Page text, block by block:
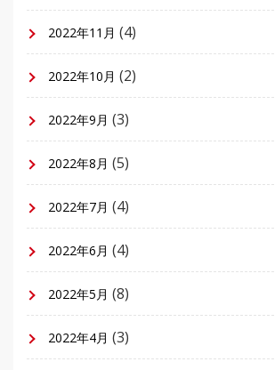
2022年11月 (4)
2022年10月 (2)
2022年9月 (3)
2022年8月 (5)
2022年7月 (4)
2022年6月 (4)
2022年5月 (8)
2022年4月 (3)